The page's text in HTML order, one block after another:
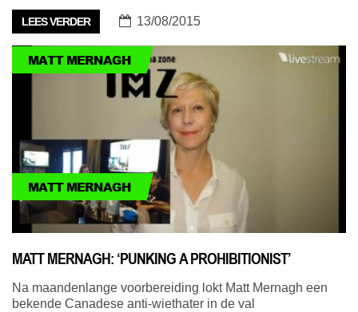
MATT MERNAGH
LEES VERDER 13/08/2015
MATT MERNAGH
MATT MERNAGH: ‘PUNKING A PROHIBITIONIST’
Na maandenlange voorbereiding lokt Matt Mernagh een
bekende Canadese anti-wiethater in de val